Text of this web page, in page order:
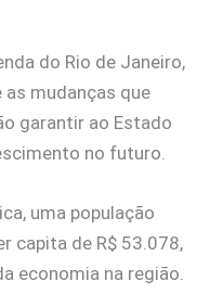
do Rio de Janeiro,
as mudanças que
garantir ao Estado
no futuro.
uma população
capita de R$ 53.078,
economia na região.